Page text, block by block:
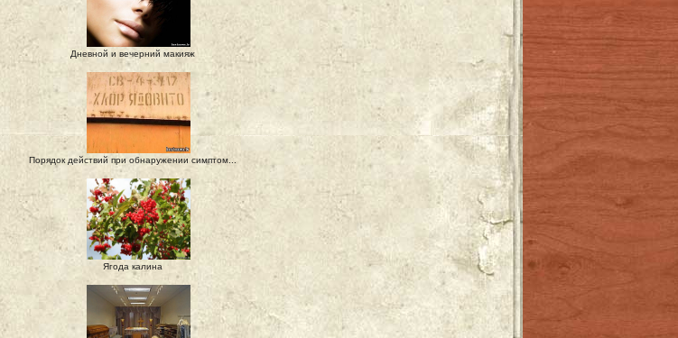
Дневной и вечерний макияж
Порядок действий при обнаружении симптом...
Ягода калина